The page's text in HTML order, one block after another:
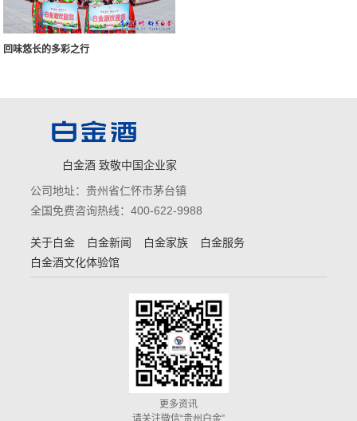
回味悠长的多彩之行
白金酒 致敬中国企业家
公司地址：贵州省仁怀市茅台镇
全国免费咨询热线：400-622-9988
关于白金 白金新闻 白金家族
白金服务
白金酒文化体验馆
更多资讯
请关注微信“贵州白金”